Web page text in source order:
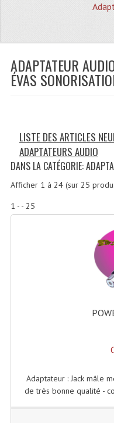
ADAPTATEUR
ÉVAS
LISTE DES ARTICLES
ADAPTATEURS AUDIO
DANS LA CATÉGORIE:
Afficher 1 à 24(sur 25
1 - - 25
Adaptateur : Jack mâle
de très bonne qualité -